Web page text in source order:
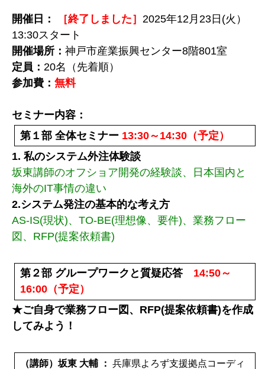
開催日： ［終了しました］ 2025年12月23日(火）
13:30スタート
開催場所： 神戸市産業振興センター8階801室
定員： 20名（先着順）
参加費： 無料
セミナー内容：
第１部 全体セミナー 13:30～14:30（予定）
1. 私のシステム外注体験談
坂東講師のオフショア開発の経験談、日本国内と
海外のIT事情の違い
2.システム発注の基本的な考え方
AS-IS(現状)、TO-BE(理想像、要件)、業務フロー
図、RFP(提案依頼書)
第２部 グループワークと質疑応答 14:50～
16:00（予定）
★ご自身で業務フロー図、RFP(提案依頼書)を作成
してみよう！
（講師）坂東 大輔 ： 兵庫県よろず支援拠点コーディ